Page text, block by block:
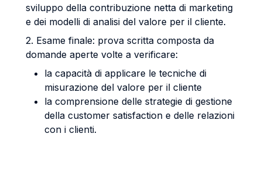
sviluppo della contribuzione netta di marketing
e dei modelli di analisi del valore per il cliente.
2. Esame finale: prova scritta composta da
domande aperte volte a verificare:
la capacità di applicare le tecniche di
misurazione del valore per il cliente
la comprensione delle strategie di gestione
della customer satisfaction e delle relazioni
con i clienti.